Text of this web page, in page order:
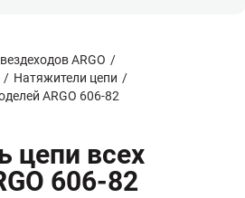
ARGO
Натяжители цепи
ARGO 606-82
цепи всех
606-82